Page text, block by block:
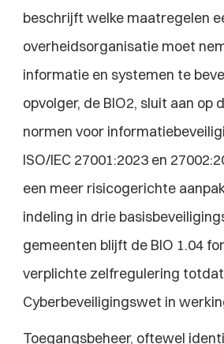
beschrijft welke maatregelen
overheidsorganisatie moet
informatie en systemen te
opvolger, de BIO2, sluit aan op
normen voor
ISO/IEC 27001:2023 en
een meer risicogerichte
indeling in drie
gemeenten blijft de BIO 1.04
verplichte zelfregulering
Cyberbeveiligingswet in
Toegangsbeheer, oftewel